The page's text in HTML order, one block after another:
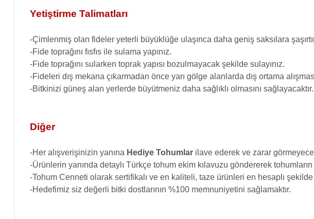
Yetiştirme Talimatları
-Çimlenmiş olan fideler yeterli büyüklüğe ulaşınca daha geniş saksılara
-Fide toprağını fısfıs ile sulama yapınız.
-Fide toprağını sularken toprak yapısı bozulmayacak şekilde sulayınız.
-Fideleri dış mekana çıkarmadan önce yarı gölge alanlarda dış ortama
-Bitkinizi güneş alan yerlerde büyütmeniz daha sağlıklı olmasını sağlayacaktır.
Diğer
-Her alışverişinizin yanına Hediye Tohumlar ilave ederek ve zarar
-Ürünlerin yanında detaylı Türkçe tohum ekim kılavuzu göndererek
-Tohum Cenneti olarak sertifikalı ve en kaliteli, taze ürünleri en hesaplı
-Hedefimiz siz değerli bitki dostlarının %100 memnuniyetini sağlamaktır.